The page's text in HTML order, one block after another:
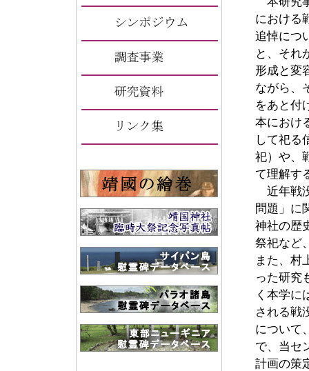
における
追悼につ
と、それ
形成と変
ながら、
をあと付
本におけ
して祀る
祀）や、
て理解す
近年戦
問題」に
神社の歴
祭祀など
また、村
った研究
く本学に
される戦
について
で、当セ
計画の策